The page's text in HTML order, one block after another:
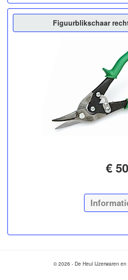
Figuurblikschaar
€
© 2026 - De Heul IJzerwaren